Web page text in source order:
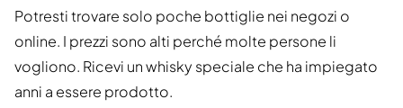
Potresti trovare solo poche bottiglie nei negozi o
online. I prezzi sono alti perché molte persone li
vogliono. Ricevi un whisky speciale che ha impiegato
anni a essere prodotto.